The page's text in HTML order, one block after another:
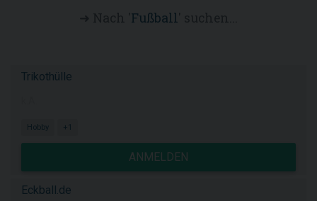
Fußball
Trikothülle
Hobby +1
ANMELDEN
Eckball.de